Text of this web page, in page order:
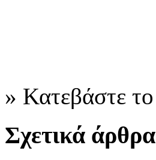
» Κατεβάστε το
Σχετικά άρθρα